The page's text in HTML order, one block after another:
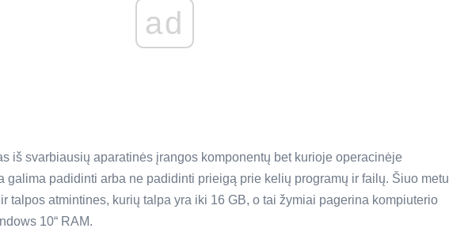
ad
iš svarbiausių aparatinės įrangos komponentų bet kurioje operacinėje
galima padidinti arba ne padidinti prieigą prie kelių programų ir failų. Šiuo metu
talpos atmintines, kurių talpa yra iki 16 GB, o tai žymiai pagerina kompiuterio
10“ RAM.